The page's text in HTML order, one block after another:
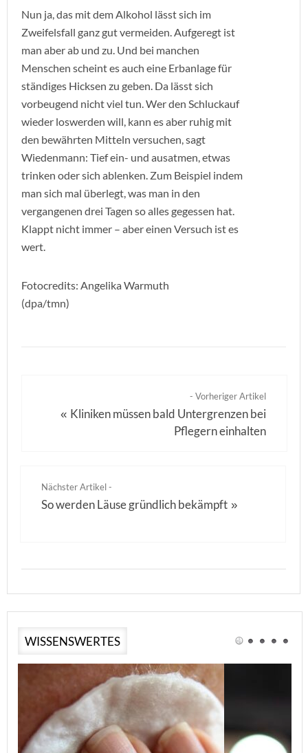
Nun ja, das mit dem Alkohol lässt sich im
Zweifelsfall ganz gut vermeiden. Aufgeregt ist
man aber ab und zu. Und bei manchen
Menschen scheint es auch eine Erbanlage für
ständiges Hicksen zu geben. Da lässt sich
vorbeugend nicht viel tun. Wer den Schluckauf
wieder loswerden will, kann es aber ruhig mit
den bewährten Mitteln versuchen, sagt
Wiedenmann: Tief ein- und ausatmen, etwas
trinken oder sich ablenken. Zum Beispiel indem
man sich mal überlegt, was man in den
vergangenen drei Tagen so alles gegessen hat.
Klappt nicht immer – aber einen Versuch ist es
wert.
Fotocredits: Angelika Warmuth
(dpa/tmn)
- Vorheriger Artikel
« Kliniken müssen bald Untergrenzen bei
Pflegern einhalten
Nächster Artikel -
So werden Läuse gründlich bekämpft »
WISSENSWERTES